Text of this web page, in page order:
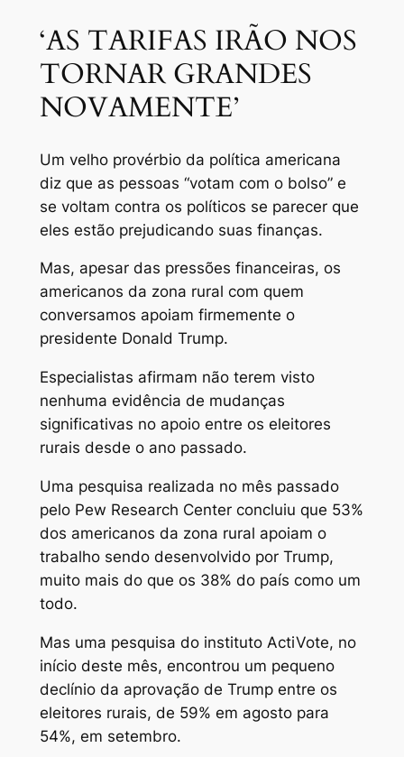
‘AS TARIFAS IRÃO NOS
TORNAR GRANDES
NOVAMENTE’
Um velho provérbio da política americana
diz que as pessoas “votam com o bolso” e
se voltam contra os políticos se parecer que
eles estão prejudicando suas finanças.
Mas, apesar das pressões financeiras, os
americanos da zona rural com quem
conversamos apoiam firmemente o
presidente Donald Trump.
Especialistas afirmam não terem visto
nenhuma evidência de mudanças
significativas no apoio entre os eleitores
rurais desde o ano passado.
Uma pesquisa realizada no mês passado
pelo Pew Research Center concluiu que 53%
dos americanos da zona rural apoiam o
trabalho sendo desenvolvido por Trump,
muito mais do que os 38% do país como um
todo.
Mas uma pesquisa do instituto ActiVote, no
início deste mês, encontrou um pequeno
declínio da aprovação de Trump entre os
eleitores rurais, de 59% em agosto para
54%, em setembro.